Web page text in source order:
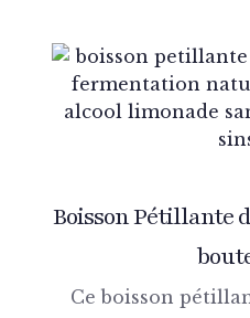
Boisson Pétillante
Ce boisson